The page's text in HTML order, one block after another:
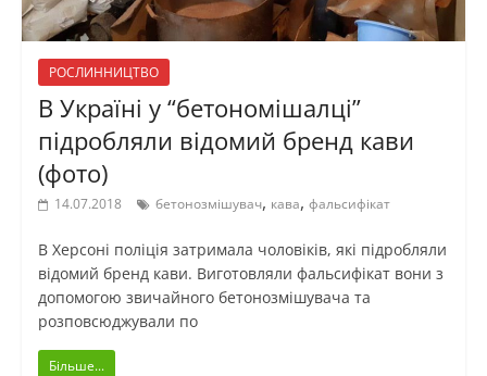
РОСЛИННИЦТВО
В Україні у “бетономішалці”
підробляли відомий бренд кави
(фото)
14.07.2018 бетонозмішувач, кава, фальсифікат
В Херсоні поліція затримала чоловіків, які підробляли
відомий бренд кави. Виготовляли фальсифікат вони з
допомогою звичайного бетонозмішувача та
розповсюджували по
Більше...